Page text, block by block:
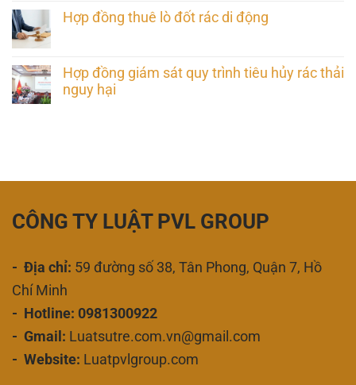
Hợp đồng thuê lò đốt rác di động
Hợp đồng giám sát quy trình tiêu hủy rác thải
nguy hại
CÔNG TY LUẬT PVL GROUP
- Địa chỉ: 59 đường số 38, Tân Phong, Quận 7, Hồ
Chí Minh
- Hotline: 0981300922
- Gmail: Luatsutre.com.vn@gmail.com
- Website: Luatpvlgroup.com